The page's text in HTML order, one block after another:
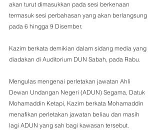
akan turut dimasukkan pada sesi berkenaan
termasuk sesi perbahasan yang akan berlangsung
pada 6 hingga 9 Disember.
Kazim berkata demikian dalam sidang media yang
diadakan di Auditorium DUN Sabah, pada Rabu.
Mengulas mengenai perletakan jawatan Ahli
Dewan Undangan Negeri (ADUN) Segama, Datuk
Mohamaddin Ketapi, Kazim berkata Mohamaddin
menafikan perletakan jawatan beliau dan masih
lagi ADUN yang sah bagi kawasan tersebut.